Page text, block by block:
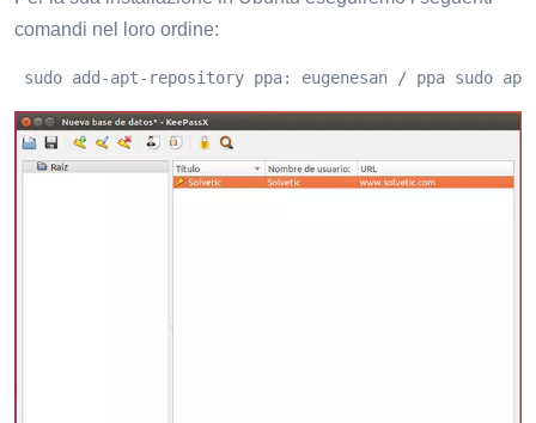
comandi nel loro ordine:
sudo add-apt-repository ppa: eugenesan / ppa sudo